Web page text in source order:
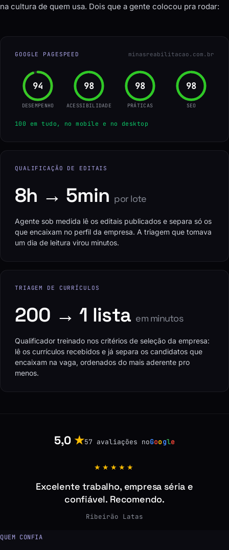
na cultura de quem usa. Dois que a gente colocou pra rodar:
GOOGLE PAGESPEED minasreabilitacao.com.br
96
DESEMPENHO
100
ACESSIBILIDADE
100
PRÁTICAS
100
SEO
100 em tudo, no mobile e no desktop
QUALIFICAÇÃO DE EDITAIS
8h → 5min por lote
Agente sob medida lê os editais publicados e separa só os
que encaixam no perfil da empresa. A triagem que tomava
um dia de leitura virou minutos.
TRIAGEM DE CURRÍCULOS
200 → 1 lista em minutos
Qualificador treinado nos critérios de seleção da empresa:
lê os currículos recebidos e já separa os candidatos que
encaixam na vaga, ordenados do mais aderente pro
menos.
5,0 ★57 avaliações noGoogle
★★★★★
Excelente trabalho, empresa séria e
confiável. Recomendo.
Ribeirão Latas
QUEM CONFIA